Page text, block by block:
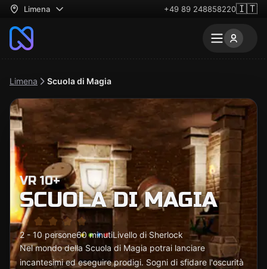
Limena +49 89 248858220🇮🇹
Limena Scuola di Magia
VR 10+
SCUOLA DI MAGIA
2 - 10 persone60 minutiLivello di Sherlock
Nel mondo della Scuola di Magia potrai lanciare
incantesimi ed eseguire prodigi. Sogni di sfidare l'oscurità